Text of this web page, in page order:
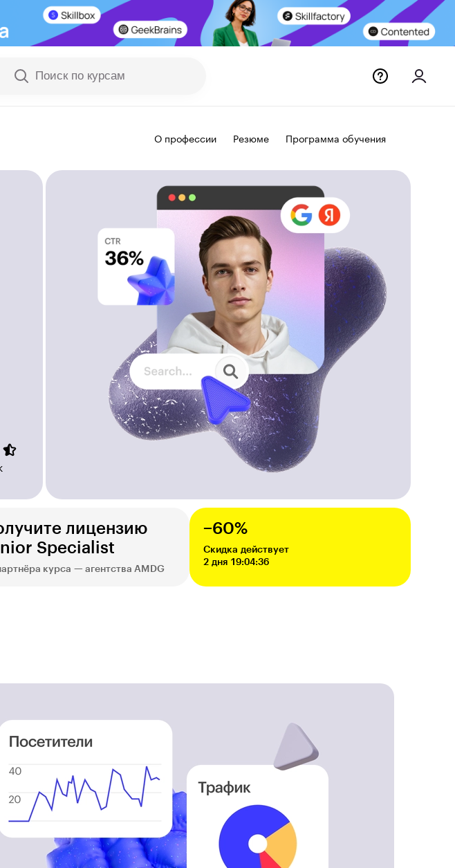
Поиск по курсам
О профессии Резюме Программа обучения
лицензию
Specialist
курса — агентства AMDG
−60%
Скидка действует
2 дня 19:04:35